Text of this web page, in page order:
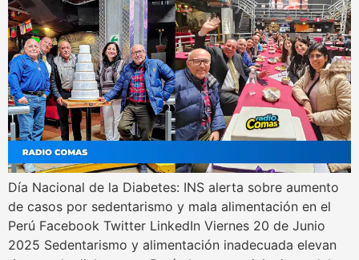
Día Nacional de la Diabetes: INS alerta sobre aumento
de casos por sedentarismo y mala alimentación en el
Perú Facebook Twitter LinkedIn Viernes 20 de Junio
2025 Sedentarismo y alimentación inadecuada elevan